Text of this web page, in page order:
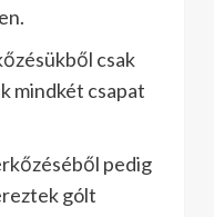
csak
mindkét csapat
pedig
gólt